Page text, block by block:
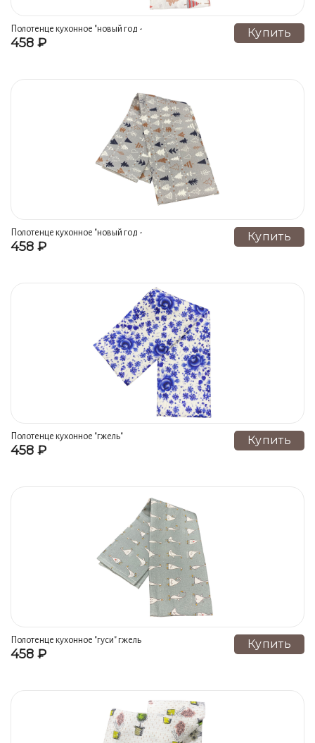
Полотенце кухонное "новый год -
ёлки" гжель ручная роспись
458 ₽
Купить
Полотенце кухонное "новый год -
ёлки на сером" гжель ручная
458 ₽
Купить
Полотенце кухонное "гжель"
гжель ручная роспись
458 ₽
Купить
Полотенце кухонное "гуси" гжель
ручная роспись
458 ₽
Купить